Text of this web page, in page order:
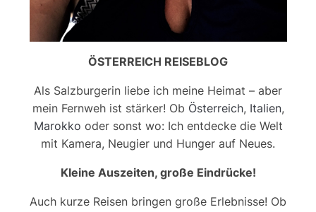
ÖSTERREICH REISEBLOG
Als Salzburgerin liebe ich meine Heimat – aber
mein Fernweh ist stärker! Ob Österreich, Italien,
Marokko oder sonst wo: Ich entdecke die Welt
mit Kamera, Neugier und Hunger auf Neues.
Kleine Auszeiten, große Eindrücke!
Auch kurze Reisen bringen große Erlebnisse! Ob